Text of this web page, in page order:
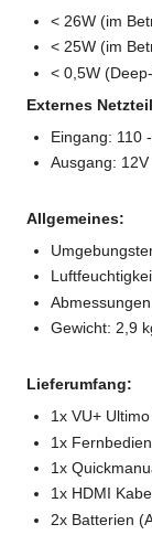
< 26W (im
< 25W (im
< 0,5W
Externes
Eingang: 110
Ausgang:
Allgemeines:
Gewicht: 2,9
Lieferumfang:
1x VU+
1x
1x
1x HDMI
2x Batterien